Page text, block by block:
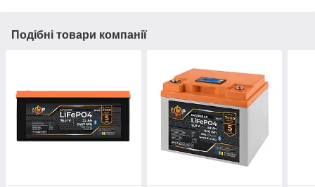
Подібні товари компанії